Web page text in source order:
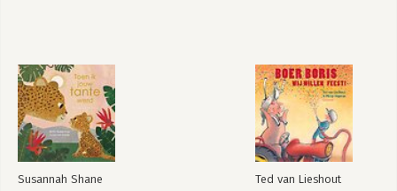
Susannah Shane Ted van Lieshout